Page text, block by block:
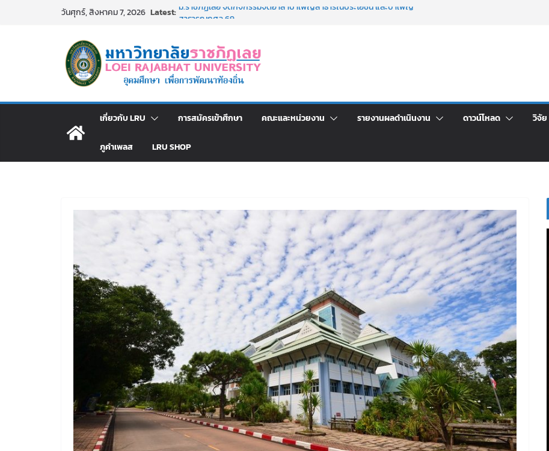
วันศุกร์, สิงหาคม 7, 2026 Latest:ม.ราชภัฏเลย จัดกิจกรรมจิตอาสาบำเพ็ญสาธารณประโยชน์ และบำเพ็ญ
มหาวิทยาลัยราชภัฏเลย ด้วยเงินนอกงบประมาณ ประเภทเงินรายได้
ม.ราชภัฏเลย จัดมหกรรมวิชาการ เปิดบ้าน LRU ครั้งที่ 4 เปิดให้นักเรียน
มัธยมปลายค้นหาสาขาวิชาในฝัน สู่อนาคตที่ใช่
อธิการบดี มรภ.เลย ร่วมประชุมชี้แจงกับคณะอนุกรรมาธิการ ประจำ
ประกาศผู้ชนะการเสนอราคา จ้างทำปกปริญญาบัตร จำนวน ๑,๙๗๒ ชุด
โดยวิธีเฉพาะเจาะจง
เกี่ยวกับ LRU การสมัครเข้าศึกษา คณะและหน่วยงาน รายงานผลดำเนินงาน ดาวน์โหลด วิจัย
ภูคำเพลส LRU SHOP